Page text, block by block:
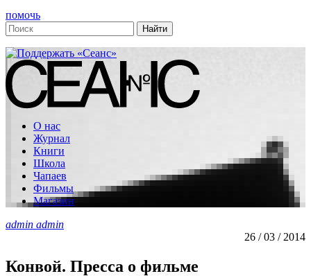
помочь
О нас
Журнал
Книги
Школа
Чапаев
Фильмы
Магазин
admin admin
26 / 03 / 2014
Конвой. Пресса о фильме